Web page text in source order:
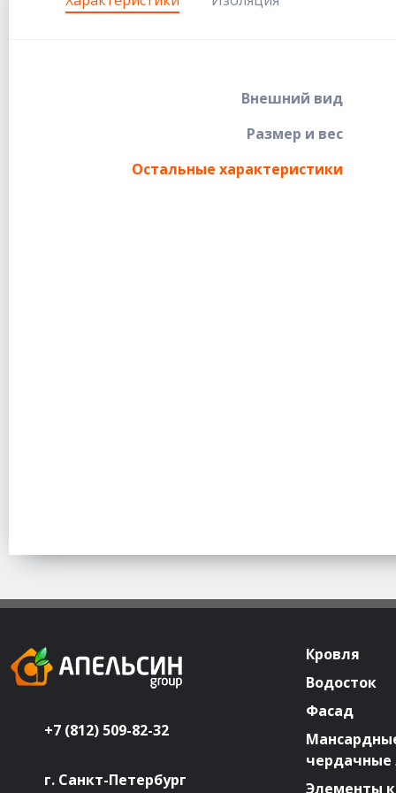
Внешний вид
Размер и вес
Остальные характеристики
+7 (812) 509-82-32
г. Санкт-Петербург
Кровля
Водосток
Фасад
чердачные
Элементы